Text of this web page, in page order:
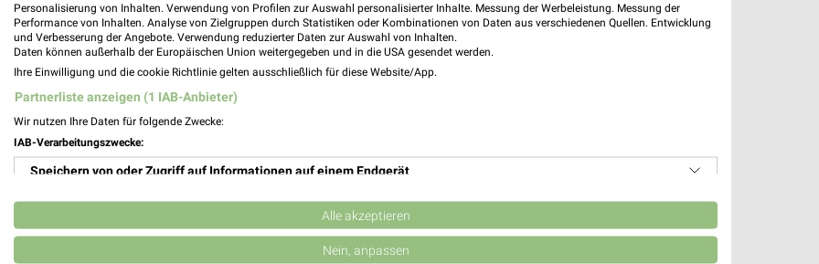
Personalisierung von Inhalten. Verwendung von Profilen zur Auswahl personalisierter Inhalte. Messung der Werbeleistung. Messung der
Performance von Inhalten. Analyse von Zielgruppen durch Statistiken oder Kombinationen von Daten aus verschiedenen Quellen. Entwicklung
und Verbesserung der Angebote. Verwendung reduzierter Daten zur Auswahl von Inhalten.
Daten können außerhalb der Europäischen Union weitergegeben und in die USA gesendet werden.
Ihre Einwilligung und die cookie Richtlinie gelten ausschließlich für diese Website/App.
Partnerliste anzeigen (1 IAB-Anbieter)
Wir nutzen Ihre Daten für folgende Zwecke:
IAB-Verarbeitungszwecke:
Speichern von oder Zugriff auf Informationen auf einem Endgerät
Verwendung reduzierter Daten zur Auswahl von Werbeanzeigen
Erstellung von Profilen für personalisierte Werbung
Alle akzeptieren
Nein, anpassen